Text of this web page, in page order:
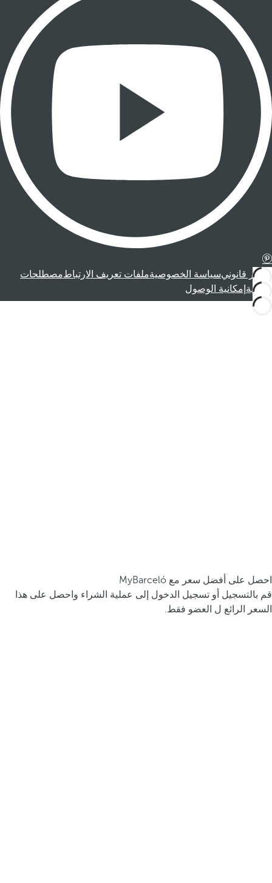
إشعار قانونيسياسة الخصوصيةملفات تعريف الارتباطمصطلحات
قانونية إمكانية الوصول
احصل على أفضل سعر مع MyBarceló
قم بالتسجيل أو تسجيل الدخول إلى عملية الشراء واحصل على هذا
السعر الرائع ل العضو فقط.